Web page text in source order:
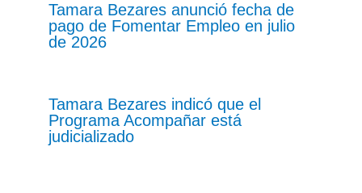
Tamara Bezares anunció fecha de
pago de Fomentar Empleo en julio
de 2026
Tamara Bezares indicó que el
Programa Acompañar está
judicializado